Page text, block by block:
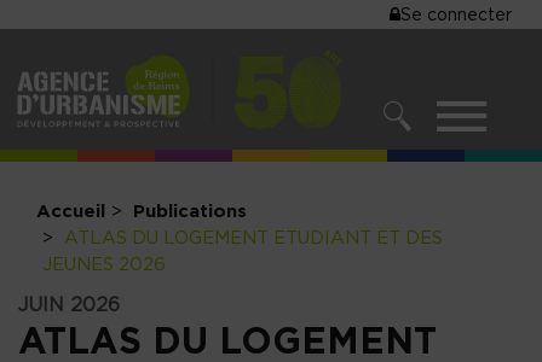
contenu
principal
MENU
DE
Se connecter
MENU
Accueil Publications
ATLAS DU LOGEMENT ETUDIANT ET DES
JEUNES 2026
JUIN 2026
ATLAS DU LOGEMENT